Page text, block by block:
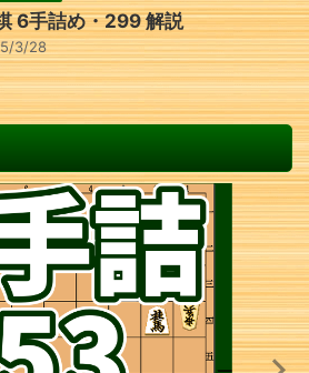
6手詰め・299 解説
3/28